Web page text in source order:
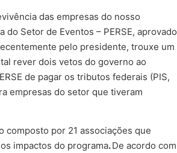
das empresas do nosso
Setor de Eventos – PERSE, aprovado
pelo presidente, trouxe um
rever dois vetos do governo ao
de pagar os tributos federais (PIS,
empresas do setor que tiveram
composto por 21 associações que
impactos do programa.De acordo com